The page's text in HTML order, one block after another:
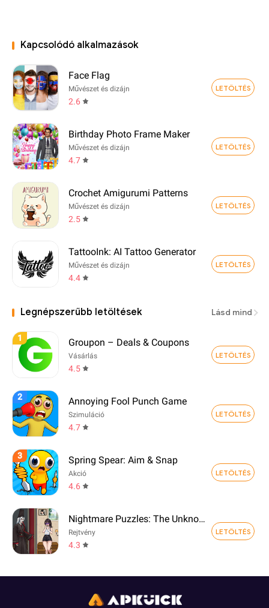
Kapcsolódó alkalmazások
Face Flag
Művészet és dizájn
2.6
LETÖLTÉS
Birthday Photo Frame Maker
Művészet és dizájn
4.7
LETÖLTÉS
Crochet Amigurumi Patterns
Művészet és dizájn
2.5
LETÖLTÉS
TattooInk: AI Tattoo Generator
Művészet és dizájn
4.4
LETÖLTÉS
Legnépszerűbb letöltések Lásd mind
1 Groupon – Deals & Coupons
Vásárlás
4.5
LETÖLTÉS
2 Annoying Fool Punch Game
Szimuláció
4.7
LETÖLTÉS
3 Spring Spear: Aim & Snap
Akció
4.6
LETÖLTÉS
Nightmare Puzzles: The Unknown
Rejtvény
4.3
LETÖLTÉS